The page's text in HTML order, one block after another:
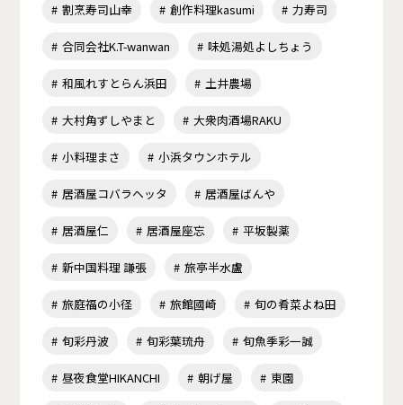
割烹寿司山幸 創作料理kasumi 力寿司
合同会社K.T-wanwan 味処湯処よしちょう
和風れすとらん浜田 土井農場
大村角ずしやまと 大衆肉酒場RAKU
小料理まさ 小浜タウンホテル
居酒屋コバラヘッタ 居酒屋ばんや
居酒屋仁 居酒屋座忘 平坂製薬
新中国料理 謙張 旅亭半水盧
旅庭福の小径 旅館國崎 旬の肴菜よね田
旬彩丹波 旬彩葉琉舟 旬魚季彩一誠
昼夜食堂HIKANCHI 朝げ屋 東園